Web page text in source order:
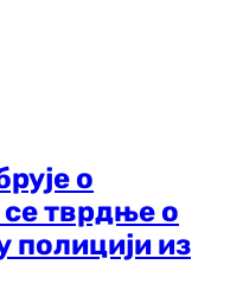
о
тврдње о
полицији из